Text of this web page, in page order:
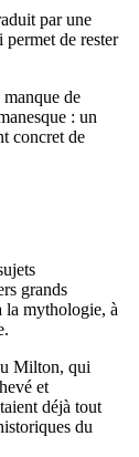
par une
de rester
de
: un
concret de
grands
la mythologie, à
Milton, qui
et
déjà tout
du